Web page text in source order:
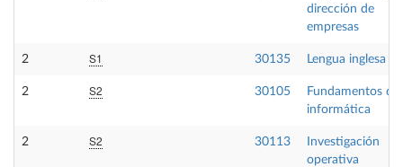
dirección de
empresas
2 S1 30135 Lengua inglesa II
2 S2 30105
Fundamentos de
informática
2 S2 30113
Investigación
operativa